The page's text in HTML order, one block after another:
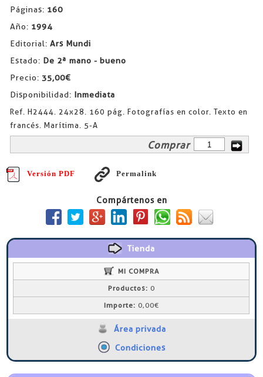
Páginas: 160
Año: 1994
Editorial: Ars Mundi
Estado: De 2ª mano - bueno
Precio: 35,00€
Disponibilidad: Inmediata
Ref. H2444. 24x28. 160 pág. Fotografías en color. Texto en
francés. Marítima. 5-A
Comprar
Versión PDF Permalink
Compártenos en
Tienda
MI COMPRA
Productos: 0
Importe: 0,00€
Área privada
Condiciones